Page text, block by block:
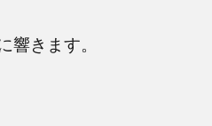
響きます。